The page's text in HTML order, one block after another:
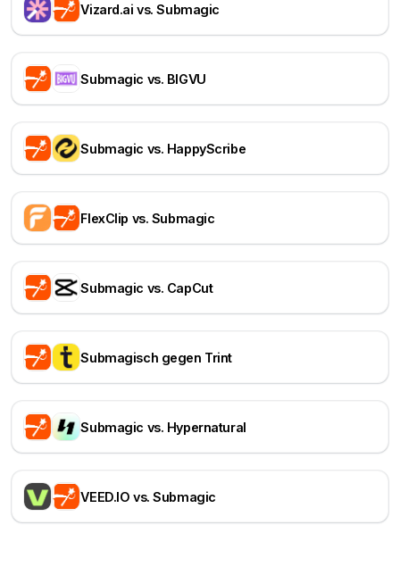
Vizard.ai vs. Submagic
Submagic vs. BIGVU
Submagic vs. HappyScribe
FlexClip vs. Submagic
Submagic vs. CapCut
Submagisch gegen Trint
Submagic vs. Hypernatural
VEED.IO vs. Submagic